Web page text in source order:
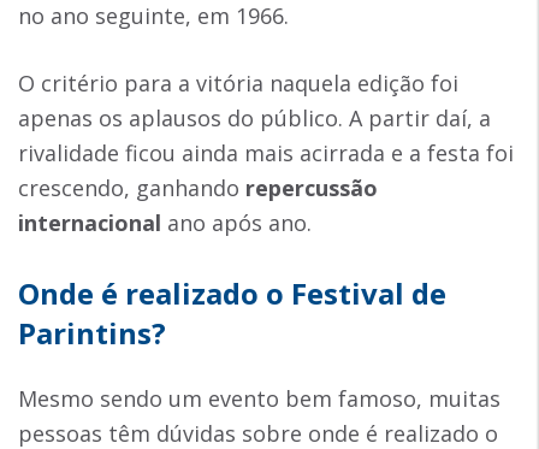
no ano seguinte, em 1966.
O critério para a vitória naquela edição foi
apenas os aplausos do público. A partir daí, a
rivalidade ficou ainda mais acirrada e a festa foi
crescendo, ganhando repercussão
internacional ano após ano.
Onde é realizado o Festival de
Parintins?
Mesmo sendo um evento bem famoso, muitas
pessoas têm dúvidas sobre onde é realizado o